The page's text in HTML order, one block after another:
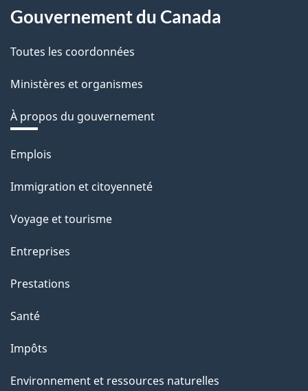
Gouvernement du Canada
Toutes les coordonnées
Ministères et organismes
À propos du gouvernement
Thèmes
sujets
Emplois
Immigration et citoyenneté
Voyage et tourisme
Entreprises
Prestations
Santé
Impôts
Environnement et ressources naturelles